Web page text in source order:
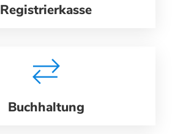
Registrierkasse
Buchhaltung